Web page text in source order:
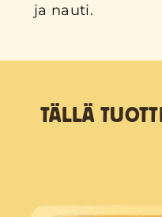
ja nauti.
TÄLLÄ